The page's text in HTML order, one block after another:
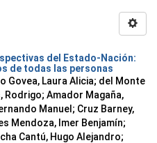
del Estado-Nación:
de todas las personas
Govea, Laura Alicia; del Monte
Rodrigo; Amador Magaña,
Manuel ; Cruz Barney,
Mendoza, Imer Benjamín;
Cantú, Hugo Alejandro;